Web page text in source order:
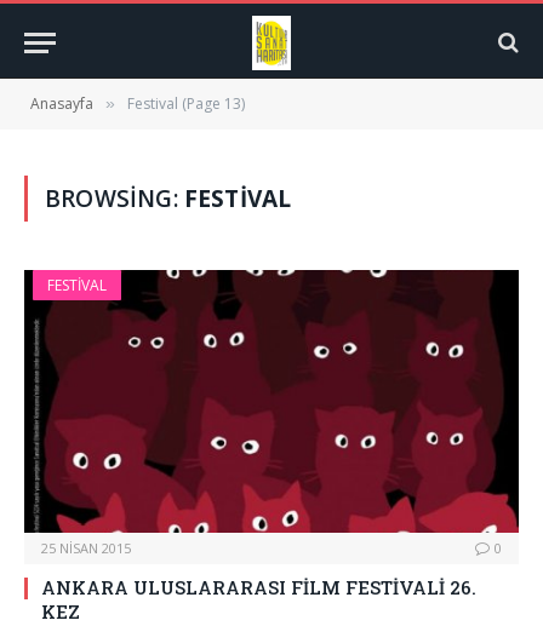
Anasayfa » Festival (Page 13)
BROWSING: FESTIVAL
FESTIVAL
25 NISAN 2015 0
ANKARA ULUSLARARASI FİLM FESTİVALİ 26.
KEZ